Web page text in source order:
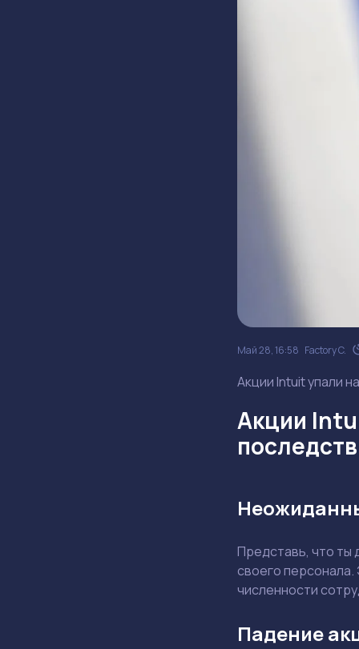
Май 28, 16:58 Factory C.
Акции Intuit упали
Акции
Представь, что ты
своего
численности
Падение